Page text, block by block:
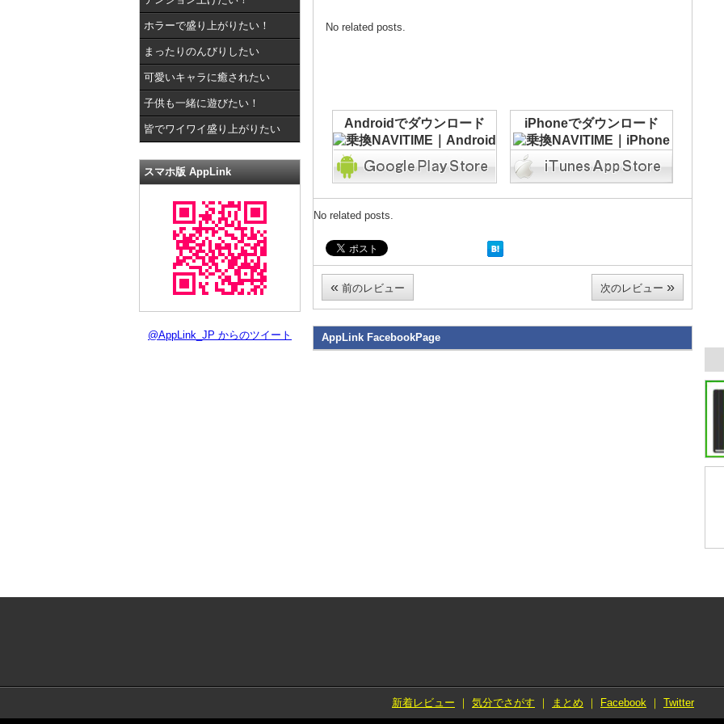
ホラーで盛り上がりたい！
まったりのんびりしたい
可愛いキャラに癒されたい
子供も一緒に遊びたい！
皆でワイワイ盛り上がりたい
スマホ版 AppLink
@AppLink_JP からのツイート
No related posts.
Androidでダウンロード iPhoneでダウンロード
No related posts.
« 前のレビュー 次のレビュー »
AppLink FacebookPage
新着レビュー ｜ 気分でさがす ｜ まとめ ｜ Facebook ｜ Twitter